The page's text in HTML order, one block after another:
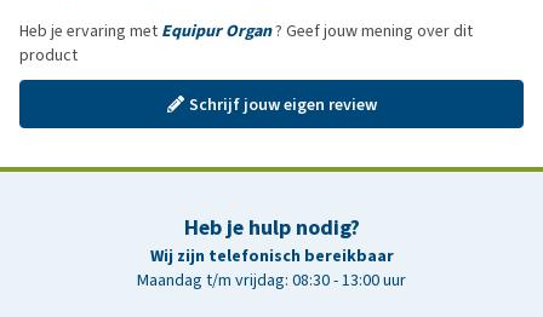
Heb je ervaring met Equipur Organ? Geef jouw mening over dit
product
Schrijf jouw eigen review
Heb je hulp nodig?
Wij zijn telefonisch bereikbaar
Maandag t/m vrijdag: 08:30 - 13:00 uur